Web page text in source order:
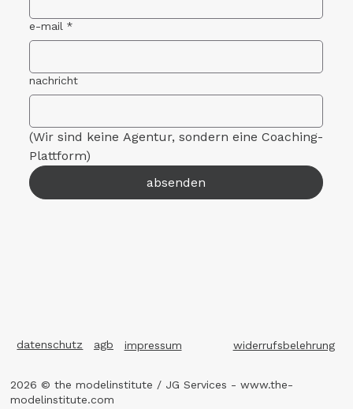
e-mail *
nachricht
(Wir sind keine Agentur, sondern eine Coaching-
Plattform)
absenden
agb
datenschutz impressum widerrufsbelehrung
2026 © the modelinstitute / JG Services -www.the-
modelinstitute.com